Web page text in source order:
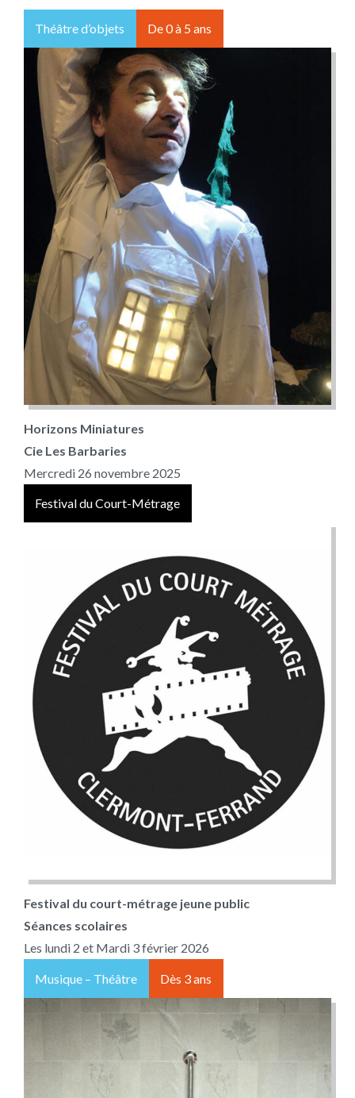
Théâtre d’objets De 0 à 5 ans
Horizons Miniatures
Cie Les Barbaries
Mercredi 26 novembre 2025
Festival du Court-Métrage
Festival du court-métrage jeune public
Séances scolaires
Les lundi 2 et Mardi 3 février 2026
Musique – Théâtre Dès 3 ans